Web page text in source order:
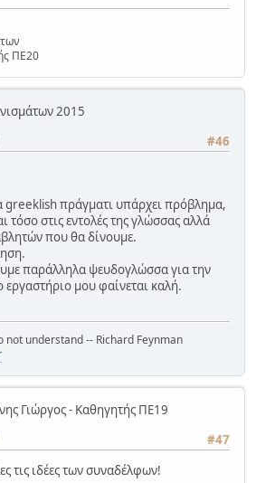
ΠΕ20
2015
#46
greeklish πράγματι υπάρχει πρόβλημα,
τόσο στις εντολές της γλώσσας αλλά
που θα δίνουμε.
παράλληλα ψευδογλώσσα για την
εργαστήριο μου φαίνεται καλή.
not understand -- Richard Feynman
Γιώργος - Καθηγητής ΠΕ19
#47
τις ιδέες των συναδέλφων!